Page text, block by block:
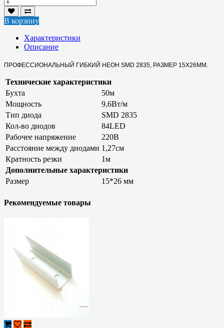
В корзину
Характеристики
Описание
ПРОФЕССИОНАЛЬНЫЙ ГИБКИЙ НЕОН SMD 2835, РАЗМЕР 15Х26ММ.
Технические характеристики
Бухта
50м
Мощность
9,6Вт/м
Тип диода
SMD 2835
Кол-во диодов
84LED
Рабочее напряжение
220В
Расстояние между диодами 1,27см
Кратность резки
1м
Дополнительные характеристики
Размер
15*26 мм
Рекомендуемые товары